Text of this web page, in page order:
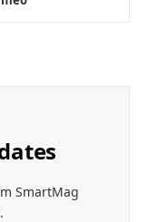
SmartMag